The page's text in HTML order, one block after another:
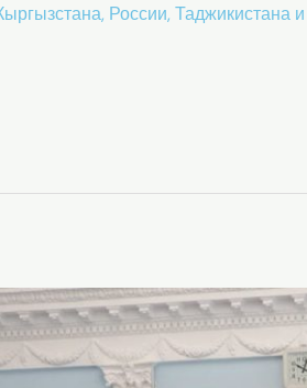
России, Таджикистана и